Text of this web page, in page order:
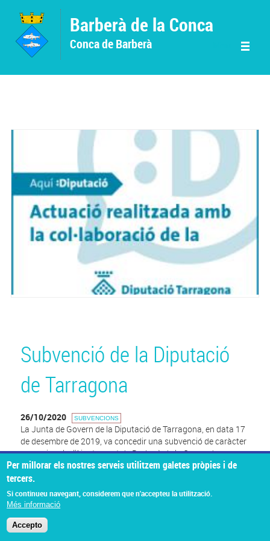
Barberà de la Conca
Conca de Barberà
Subvenció de la Diputació
de Tarragona
26/10/2020 SUBVENCIONS
La Junta de Govern de la Diputació de Tarragona, en data 17
de desembre de 2019, va concedir una subvenció de caràcter
excepcional a l'Ajuntament de Barberà de la Conca de
29.324,24 € per Arranjament danys cementiri.
Per millorar els nostres serveis utilitzem galetes pròpies i de
tercers.
Si continueu navegant, considerem que n'accepteu la utilització.
Més informació
Accepto